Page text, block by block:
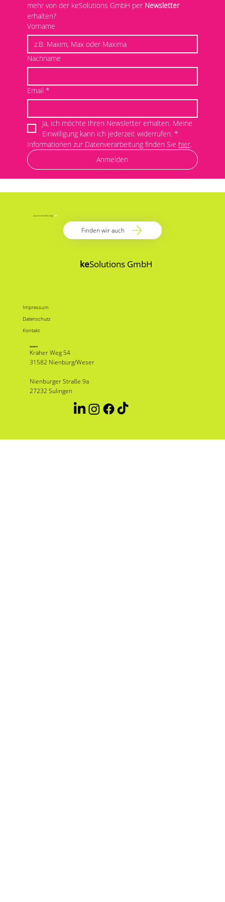
mehr von der keSolutions GmbH per Newsletter
Vorname
Nachname
Email *
Ja, ich möchte Ihren Newsletter erhalten. Meine
Einwilligung kann ich jederzeit widerrufen. *
Informationen zur Datenverarbeitung finden Sie hier.
Anmelden
Zusammenarbeit klingt toll?
Finden wir auch
keSolutions GmbH
Standorte
Kräher Weg 54
31582 Nienburg/Weser
Nienburger Straße 9a
27232 Sulingen
Impressum
Kontakt
Datenschutz